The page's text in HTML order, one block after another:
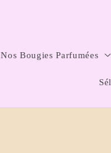
Nos Bougies Parfumées